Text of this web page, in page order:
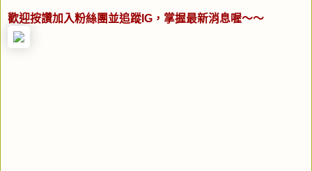
歡迎按讚加入粉絲團並追蹤IG，掌握最新消息喔～～